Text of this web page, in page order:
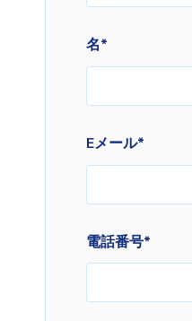
名*
Eメール*
電話番号*